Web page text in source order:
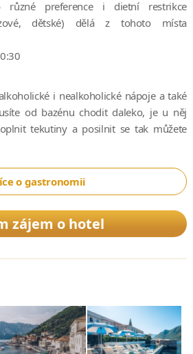
různé preference i dietní restrikce
dětské) dělá z tohoto místa
i nealkoholické nápoje a také
od bazénu chodit daleko, je u něj
tekutiny a posilnit se tak můžete
o gastronomii
zájem o hotel